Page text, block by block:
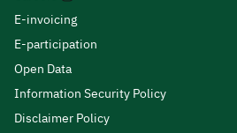
E-invoicing
E-participation
Open Data
Information Security Policy
Disclaimer Policy